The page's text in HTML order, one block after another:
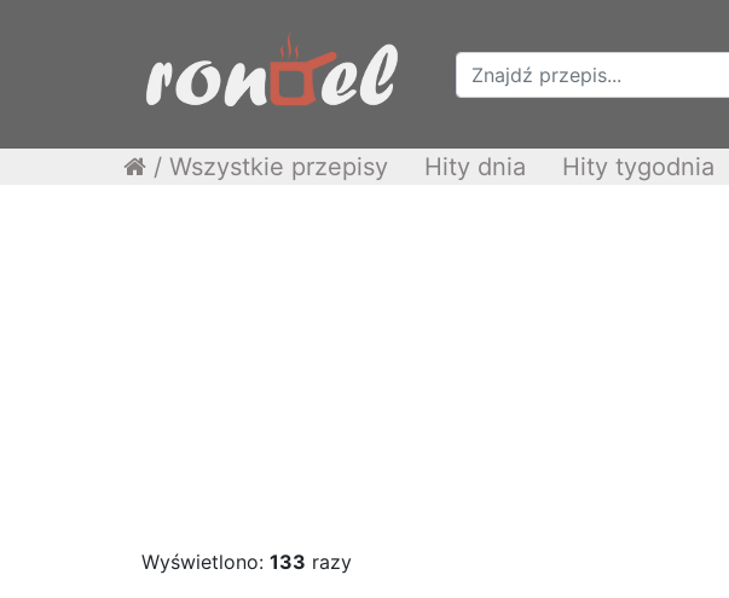
/ Wszystkie przepisy Hity dnia Hity tygodnia
Wyświetlono: 133 razy